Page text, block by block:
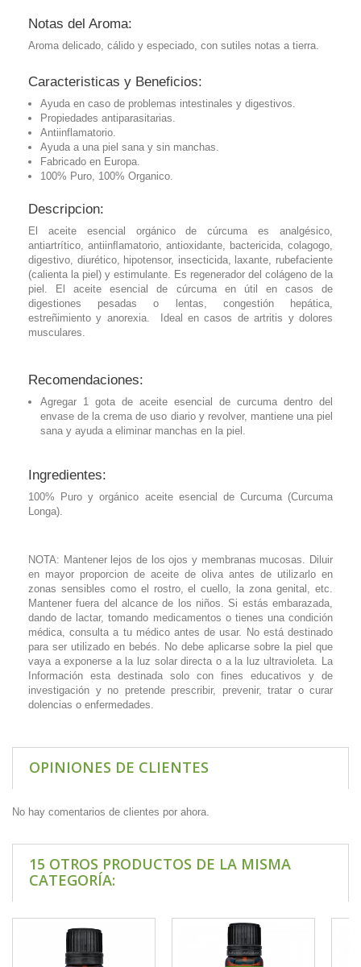
Notas del Aroma:
Aroma delicado, cálido y especiado, con sutiles notas a tierra.
Caracteristicas y Beneficios:
Ayuda en caso de problemas intestinales y digestivos.
Propiedades antiparasitarias.
Antiinflamatorio.
Ayuda a una piel sana y sin manchas.
Fabricado en Europa.
100% Puro, 100% Organico.
Descripcion:
El aceite esencial orgánico de cúrcuma es analgésico,
antiartrítico, antiinﬂamatorio, antioxidante, bactericida, colagogo,
digestivo, diurético, hipotensor, insecticida, laxante, rubefaciente
(calienta la piel) y estimulante. Es regenerador del colágeno de la
piel. El aceite esencial de cúrcuma en útil en casos de
digestiones pesadas o lentas, congestión hepática,
estreñimiento y anorexia. Ideal en casos de artritis y dolores
musculares.
Recomendaciones:
Agregar 1 gota de aceite esencial de curcuma dentro del
envase de la crema de uso diario y revolver, mantiene una piel
sana y ayuda a eliminar manchas en la piel.
Ingredientes:
100% Puro y orgánico aceite esencial de Curcuma (Curcuma
Longa).
NOTA: Mantener lejos de los ojos y membranas mucosas. Diluir
en mayor proporcion de aceite de oliva antes de utilizarlo en
zonas sensibles como el rostro, el cuello, la zona genital, etc.
Mantener fuera del alcance de los niños. Si estás embarazada,
dando de lactar, tomando medicamentos o tienes una condición
médica, consulta a tu médico antes de usar. No está destinado
para ser utilizado en bebés. No debe aplicarse sobre la piel que
vaya a exponerse a la luz solar directa o a la luz ultravioleta. La
Información esta destinada solo con fines educativos y de
investigación y no pretende prescribir, prevenir, tratar o curar
dolencias o enfermedades.
OPINIONES DE CLIENTES
No hay comentarios de clientes por ahora.
15 OTROS PRODUCTOS DE LA MISMA
CATEGORÍA: